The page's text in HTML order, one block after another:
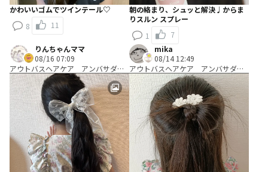
かわいいゴムでツインテール♡
8
11
朝の絡まり、シュッと解決♩からま
りスルン スプレー
1
7
りんちゃんママ
08/16 07:09
アウトバスヘアケア アンバサダ
ー Ｂコース：＼使って編み出す／
ヘアアレンジ考案コース
mika
08/14 12:49
アウトバスヘアケア アンバサダ
ー Ｂコース：＼使って編み出す／
ヘアアレンジ考案コース